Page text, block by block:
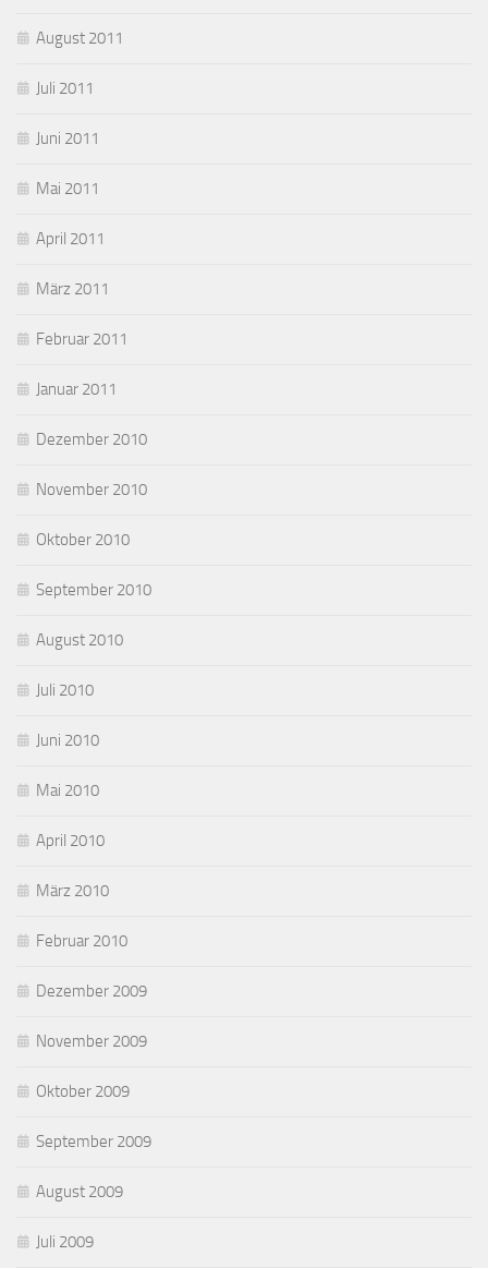
August 2011
Juli 2011
Juni 2011
Mai 2011
April 2011
März 2011
Februar 2011
Januar 2011
Dezember 2010
November 2010
Oktober 2010
September 2010
August 2010
Juli 2010
Juni 2010
Mai 2010
April 2010
März 2010
Februar 2010
Dezember 2009
November 2009
Oktober 2009
September 2009
August 2009
Juli 2009